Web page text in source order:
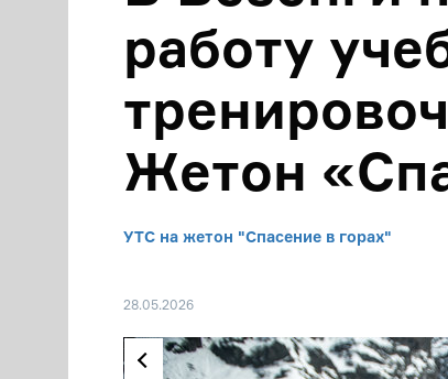
работу
Жетон
УТС на жетон "Спасение в горах"
28.05.2026